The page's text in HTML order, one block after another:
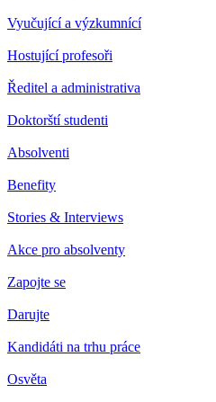
Vyučující a výzkumnící
Hostující profesoři
Ředitel a administrativa
Doktorští studenti
Absolventi
Benefity
Stories & Interviews
Akce pro absolventy
Zapojte se
Darujte
Kandidáti na trhu práce
Osvěta